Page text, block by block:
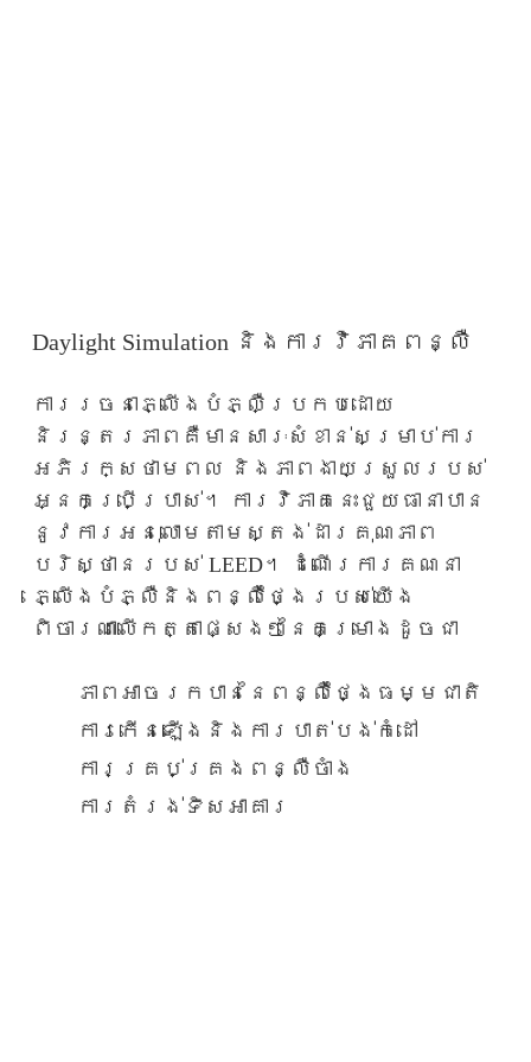
Daylight Simulation និងការវិភាគពន្លឺ
ការរចនាភ្លើងបំភ្លឺប្រកបដោយ
និរន្តរភាពគឺមានសារៈសំខាន់សម្រាប់ការ
អភិរក្សថាមពល និងភាពងាយស្រួលរបស់
អ្នកប្រើប្រាស់។ ការវិភាគនេះជួយធានាបាន
នូវការអនុលោមតាមស្តង់ដារគុណភាព
បរិស្ថានរបស់ LEED។ ដំណើរការគណនា
ភ្លើងបំភ្លឺនិងពន្លឺថ្ងៃរបស់យើង
ពិចារណាលើកត្តាផ្សេងៗនៃគម្រោងដូចជា
ភាពអាចរកបាននៃពន្លឺថ្ងៃធម្មជាតិ
ការកើនឡើងនិងការបាត់បង់កំដៅ
ការគ្រប់គ្រងពន្លឺចាំង
ការតំរង់ទិសអាគារ